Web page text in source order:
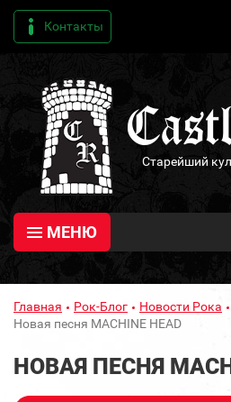
Контакты
Старейший
МЕНЮ
Главная Рок-Блог
Новости Рока
Новая песня MACHINE HEAD
НОВАЯ ПЕСНЯ